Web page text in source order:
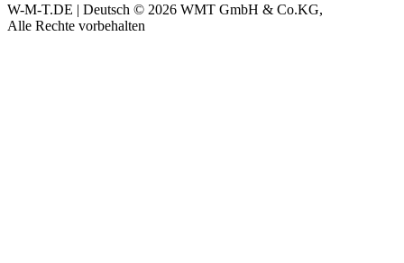
W-M-T.DE | Deutsch © 2026 WMT GmbH & Co.KG,
Alle Rechte vorbehalten